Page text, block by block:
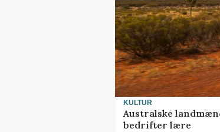
KULTUR
Australske
bedrifter lære